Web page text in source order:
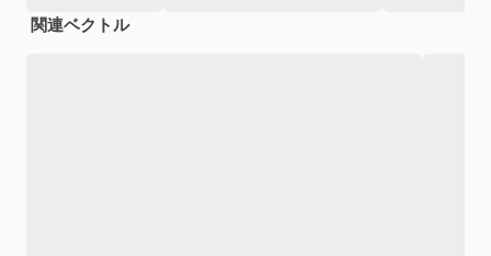
関連ベクトル